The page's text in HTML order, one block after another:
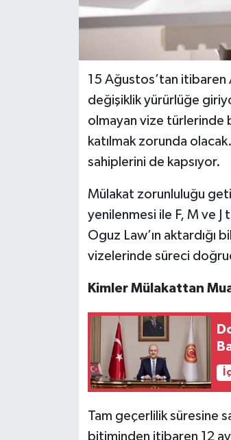
15 Ağustos’tan itibaren
değişiklik yürürlüğe
olmayan vize türlerinde
katılmak zorunda
sahiplerini de kapsıyor.
Mülakat zorunluluğu
yenilenmesi ile F, M ve
Oguz Law’ın
vizelerinde süreci
Kimler Mülakattan
Tam geçerlilik süresine
bitiminden itibaren 12